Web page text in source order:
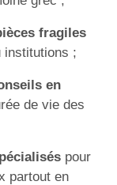
fragiles
institutions ;
en
de vie des
pour
partout en